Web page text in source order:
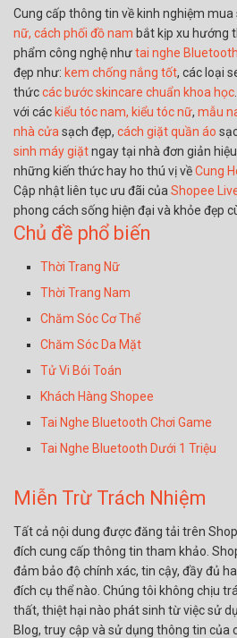
Cung cấp thông tin về kinh nghiệm mua
nữ, cách phối đồ nam bắt kịp xu hướng
phẩm công nghệ nhưtai nghe
đẹp như: kem chống nắng tốt, các loại
thứccác bước skincare chuẩn khoa học
với các kiểu tóc nam, kiểu tóc nữ, mẫu
nhà cửa sạch đẹp, cách giặt quần áo
sinh máy giặtngay tại nhà đơn giản
những kiến thức hay ho thú vị vềCung
Cập nhật liên tục ưu đãi của Shopee
phong cách sống hiện đại và khỏe đẹp
Chủ đề phổ biến
Thời Trang Nữ
Thời Trang Nam
Chăm Sóc Cơ Thể
Chăm Sóc Da Mặt
Tử Vi Bói Toán
Khách Hàng Shopee
Tai Nghe Bluetooth Chơi Game
Tai Nghe Bluetooth Dưới 1 Triệu
Miễn Trừ Trách Nhiệm
Tất cả nội dung được đăng tải trên
đích cung cấp thông tin tham khảo.
đảm bảo độ chính xác, tin cậy, đầy đủ
đích cụ thể nào. Chúng tôi không chịu
thất, thiệt hại nào phát sinh từ việc sử
Blog, truy cập và sử dụng thông tin của